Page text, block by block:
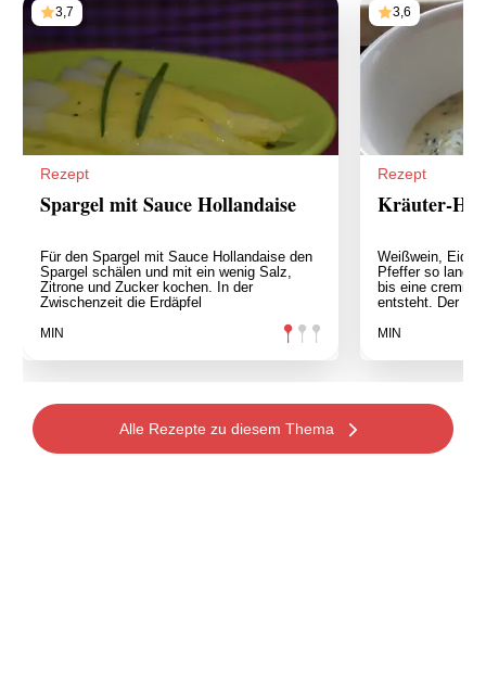
3,7
Rezept
Spargel mit Sauce Hollandaise
Für den Spargel mit Sauce Hollandaise den
Spargel schälen und mit ein wenig Salz,
Zitrone und Zucker kochen. In der
Zwischenzeit die Erdäpfel
MIN
3,6
Rezept
Kräuter-
Weißwein,
Pfeffer so lange
bis eine
entsteht. Der
MIN
Alle Rezepte zu diesem Thema